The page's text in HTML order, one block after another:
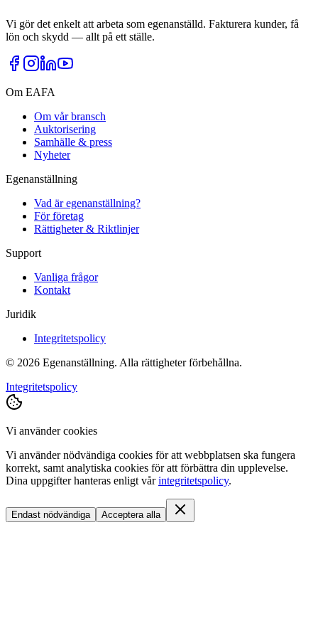
Vi gör det enkelt att arbeta som egenanställd. Fakturera kunder, få
lön och skydd — allt på ett ställe.
Om EAFA
Om vår bransch
Auktorisering
Samhälle & press
Nyheter
Egenanställning
Vad är egenanställning?
För företag
Rättigheter & Riktlinjer
Support
Vanliga frågor
Kontakt
Juridik
Integritetspolicy
© 2026 Egenanställning. Alla rättigheter förbehållna.
Integritetspolicy
Vi använder cookies
Vi använder nödvändiga cookies för att webbplatsen ska fungera
korrekt, samt analytiska cookies för att förbättra din upplevelse.
Dina uppgifter hanteras enligt vår integritetspolicy.
Endast nödvändiga Acceptera alla